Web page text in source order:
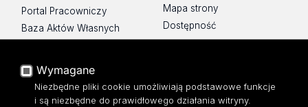
Portal Pracowniczy
Baza Aktów Własnych
Eksperci UŁ
Polityka Prywatności
Mapa strony
Dostępność
Polityka prywatności
Wymagane
Niezbędne pliki cookie umożliwiają podstawowe funkcje
i są niezbędne do prawidłowego działania witryny.